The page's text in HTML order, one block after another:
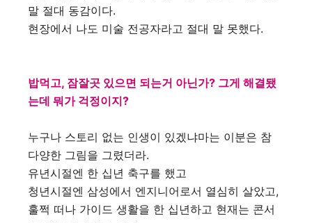
말 절대 동감이다.
현장에서 나도 미술 전공자라고 절대 말 못했다.
밥먹고, 잠잘곳 있으면 되는거 아닌가? 그게 해결됐
는데 뭐가 걱정이지?
누구나 스토리 없는 인생이 있겠냐마는 이분은 참
다양한 그림을 그렸더라.
유년시절엔 한 십년 축구를 했고
청년시절엔 삼성에서 엔지니어로서 열심히 살았고,
훌쩍 떠나 가이드 생활을 한 십년하고 현재는 콘서